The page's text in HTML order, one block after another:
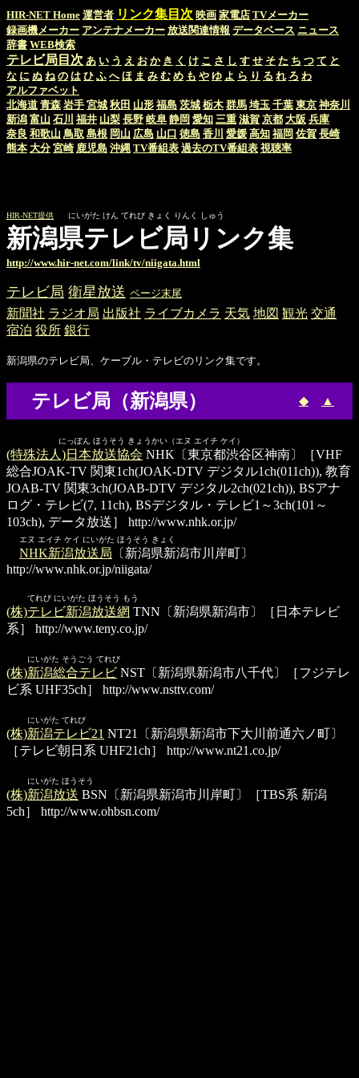
HIR-NET Home 運営者 リンク集目次 映画 家電店 TVメーカー
録画機メーカー アンテナメーカー 放送関連情報 データベース ニュース
辞書 WEB検索
テレビ局目次 あ い う え お か き く け こ さ し す せ そ た ち つ て と
な に ぬ ね の は ひ ふ へ ほ ま み む め も や ゆ よ ら り る れ ろ わ
アルファベット
北海道 青森 岩手 宮城 秋田 山形 福島 茨城 栃木 群馬 埼玉 千葉 東京 神奈川
新潟 富山 石川 福井 山梨 長野 岐阜 静岡 愛知 三重 滋賀 京都 大阪 兵庫
奈良 和歌山 鳥取 島根 岡山 広島 山口 徳島 香川 愛媛 高知 福岡 佐賀 長崎
熊本 大分 宮崎 鹿児島 沖縄 TV番組表 過去のTV番組表 視聴率
HIR-NET提供 にいがた けん てれび きょく りんく しゅう
新潟県テレビ局リンク集
http://www.hir-net.com/link/tv/niigata.html
テレビ局 衛星放送 ページ末尾
新聞社 ラジオ局 出版社 ライブカメラ 天気 地図 観光 交通
宿泊 役所 銀行
新潟県のテレビ局、ケーブル・テレビのリンク集です。
テレビ局（新潟県） ◆ ▲
にっぽん ほうそう きょうかい（エヌ エイチ ケイ）
(特殊法人)日本放送協会 NHK〔東京都渋谷区神南〕［VHF
総合JOAK-TV 関東1ch(JOAK-DTV デジタル1ch(011ch)), 教育
JOAB-TV 関東3ch(JOAB-DTV デジタル2ch(021ch)), BSアナ
ログ・テレビ(7, 11ch), BSデジタル・テレビ1～3ch(101～
103ch), データ放送］
http://www.nhk.or.jp/
エヌ エイチ ケイ にいがた ほうそう きょく
NHK新潟放送局 〔新潟県新潟市川岸町〕
http://www.nhk.or.jp/niigata/
てれび にいがた ほうそう もう
(株)テレビ新潟放送網 TNN〔新潟県新潟市〕［日本テレビ
系］
http://www.teny.co.jp/
にいがた そうごう てれび
(株)新潟総合テレビ NST〔新潟県新潟市八千代〕［フジテレ
ビ系 UHF35ch］
http://www.nsttv.com/
にいがた てれび
(株)新潟テレビ21 NT21〔新潟県新潟市下大川前通六ノ町〕
［テレビ朝日系 UHF21ch］
http://www.nt21.co.jp/
にいがた ほうそう
(株)新潟放送 BSN〔新潟県新潟市川岸町〕［TBS系 新潟
5ch］
http://www.ohbsn.com/